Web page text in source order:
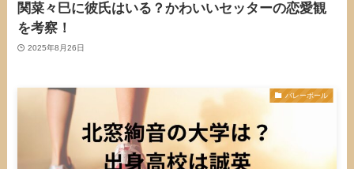
関菜々巳に彼氏はいる？かわいいセッターの恋愛観
を考察！
2025年8月26日
バレーボール